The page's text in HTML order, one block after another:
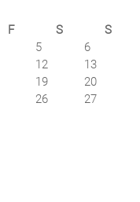
F S
S
5
6
12
13
19
20
26
27